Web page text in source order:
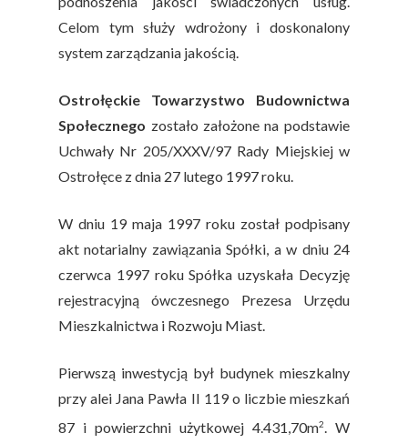
Celom tym służy wdrożony i doskonalony
system zarządzania jakością.
Ostrołęckie Towarzystwo Budownictwa
Społecznego zostało założone na podstawie
Uchwały Nr 205/XXXV/97 Rady Miejskiej w
Ostrołęce z dnia 27 lutego 1997 roku.
W dniu 19 maja 1997 roku został podpisany
akt notarialny zawiązania Spółki, a w dniu 24
czerwca 1997 roku Spółka uzyskała Decyzję
rejestracyjną ówczesnego Prezesa Urzędu
Mieszkalnictwa i Rozwoju Miast.
Pierwszą inwestycją był budynek mieszkalny
przy alei Jana Pawła II 119 o liczbie mieszkań
87 i powierzchni użytkowej 4.431,70m2. W